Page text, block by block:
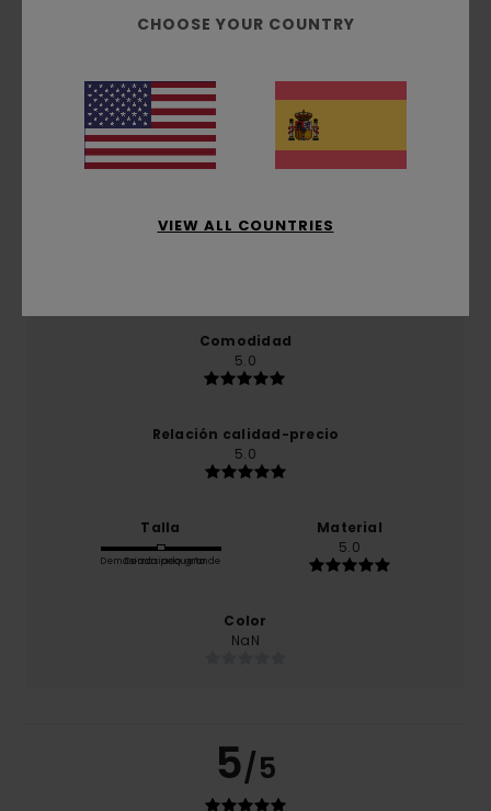
Puntuación media
5.0
Comodidad
5.0
Relación calidad-precio
5.0
Talla
Demasiado pequeño
Demasiado grande
Material
5.0
Color
NaN
5/5
CHOOSE YOUR COUNTRY
VIEW ALL COUNTRIES